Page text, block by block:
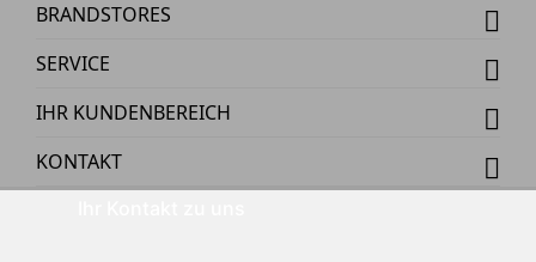
BRANDSTORES
SERVICE
IHR KUNDENBEREICH
KONTAKT